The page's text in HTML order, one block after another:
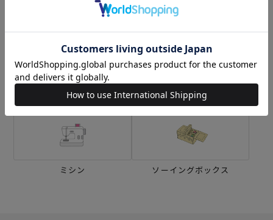
刺し子 編み物
ミシン ソーイングボックス